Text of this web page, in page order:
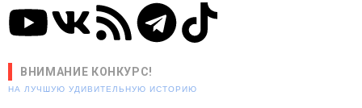
ВНИМАНИЕ КОНКУРС!
НА ЛУЧШУЮ УДИВИТЕЛЬНУЮ ИСТОРИЮ